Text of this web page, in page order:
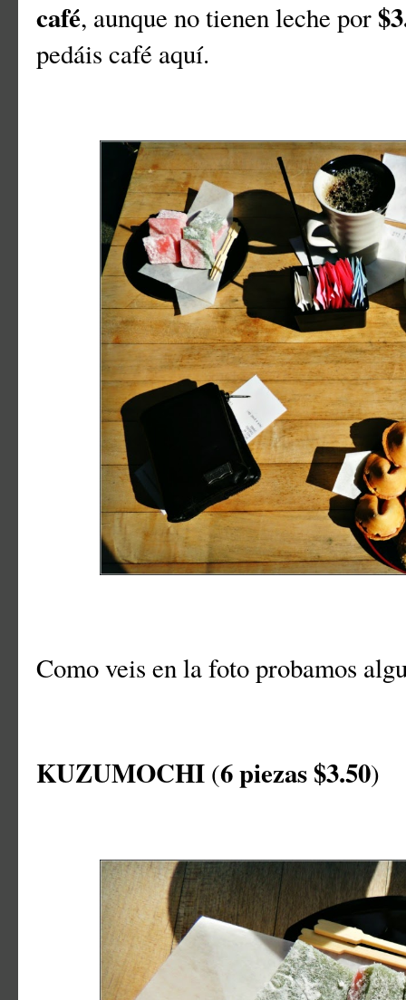
café, aunque no tienen leche por
pedáis café aquí.
Como veis en la foto probamos
KUZUMOCHI (6 piezas $3.50)